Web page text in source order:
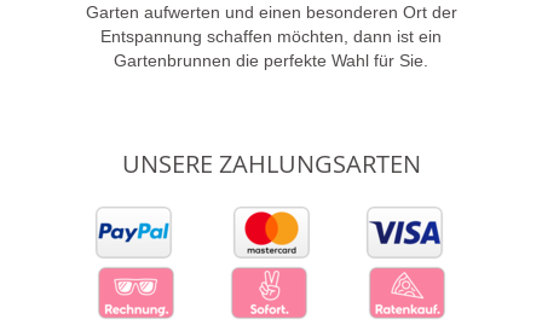
Garten aufwerten und einen besonderen Ort der
Entspannung schaffen möchten, dann ist ein
Gartenbrunnen die perfekte Wahl für Sie.
UNSERE ZAHLUNGSARTEN